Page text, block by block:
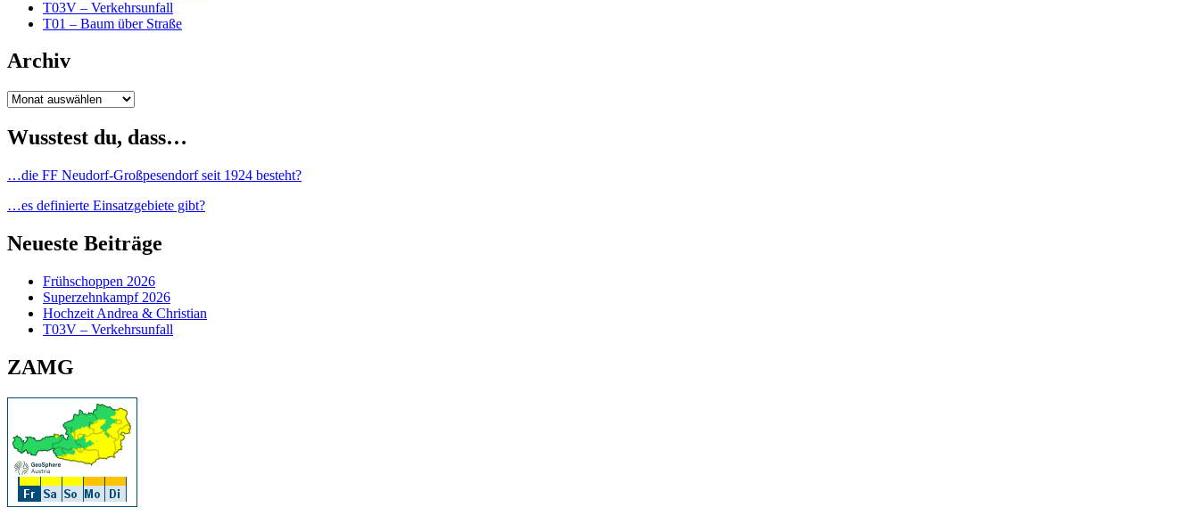
T03V – Verkehrsunfall
T01 – Baum über Straße
Archiv
Archiv
Wusstest du, dass…
…die FF Neudorf-Großpesendorf seit 1924 besteht?
…es definierte Einsatzgebiete gibt?
Neueste Beiträge
Frühschoppen 2026
Superzehnkampf 2026
Hochzeit Andrea & Christian
T03V – Verkehrsunfall
ZAMG